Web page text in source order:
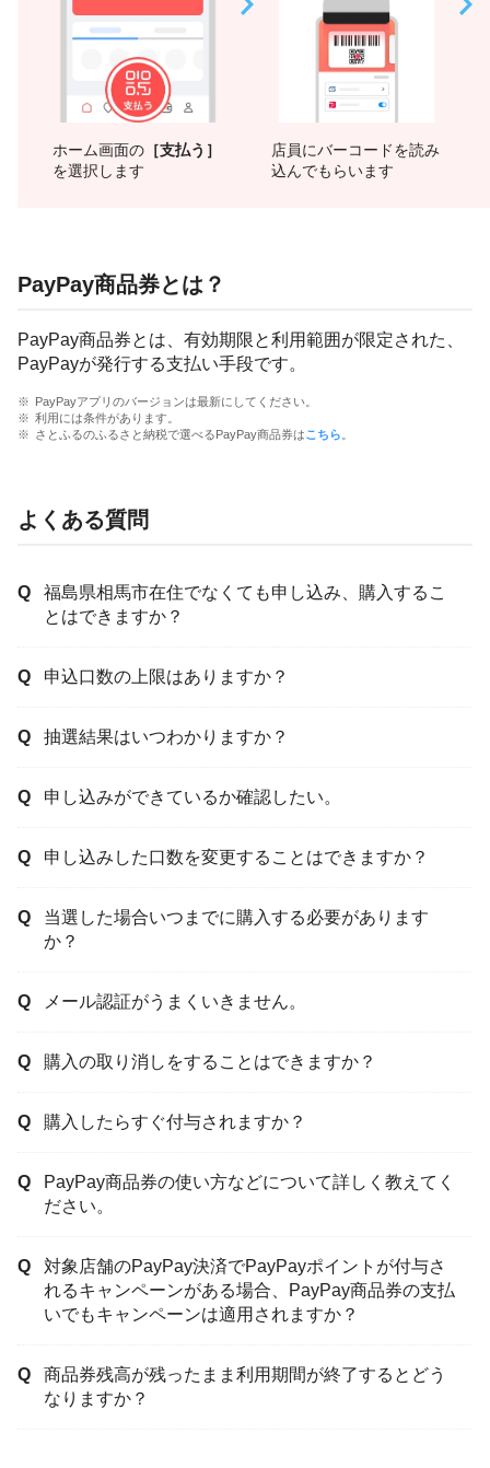
ホーム画面の ［支払う］
を選択します
店員にバーコードを読み
込んでもらいます
PayPay商品券とは？
PayPay商品券とは、有効期限と利用範囲が限定された、
PayPayが発行する支払い手段です。
PayPayアプリのバージョンは最新にしてください。
利用には条件があります。
さとふるのふるさと納税で選べるPayPay商品券はこちら
よくある質問
福島県相馬市在住でなくても申し込み、購入するこ
とはできますか？
申込口数の上限はありますか？
抽選結果はいつわかりますか？
申し込みができているか確認したい。
申し込みした口数を変更することはできますか？
当選した場合いつまでに購入する必要があります
か？
メール認証がうまくいきません。
購入の取り消しをすることはできますか？
購入したらすぐ付与されますか？
PayPay商品券の使い方などについて詳しく教えてく
ださい。
対象店舗のPayPay決済でPayPayポイントが付与さ
れるキャンペーンがある場合、PayPay商品券の支払
いでもキャンペーンは適用されますか？
商品券残高が残ったまま利用期間が終了するとどう
なりますか？